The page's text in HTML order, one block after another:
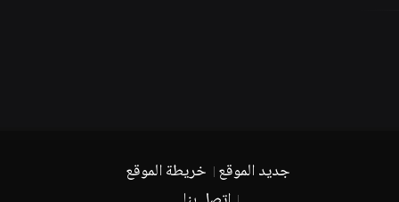
جديد الموقع خريطة الموقع